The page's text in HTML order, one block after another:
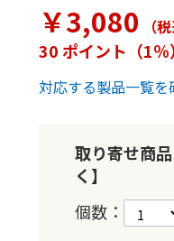
￥3,080 （
30 ポイント（1％）
対応する製品一覧を
取り寄せ商
く】
個数